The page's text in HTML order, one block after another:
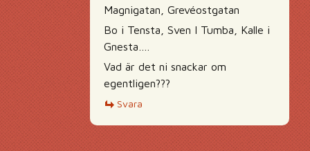
Magnigatan, Grevéostgatan
Bo i Tensta, Sven I Tumba, Kalle i
Gnesta….
Vad är det ni snackar om
egentligen???
Svara